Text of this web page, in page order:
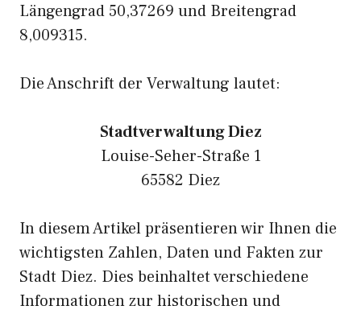
Längengrad 50,37269 und Breitengrad
8,009315.
Die Anschrift der Verwaltung lautet:
Stadtverwaltung Diez
Louise-Seher-Straße 1
65582 Diez
In diesem Artikel präsentieren wir Ihnen die
wichtigsten Zahlen, Daten und Fakten zur
Stadt Diez. Dies beinhaltet verschiedene
Informationen zur historischen und